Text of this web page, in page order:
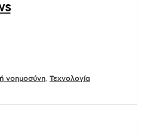
νοημοσύνη Τεχνολογία